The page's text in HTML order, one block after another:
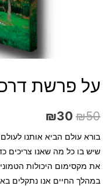
על פרשת
₪50
₪30
בורא עולם הביא אותנו
שיש בו כל מה שאנו צריכים
את מקסימום היכולות
במהלך החיים אנו נתקלים